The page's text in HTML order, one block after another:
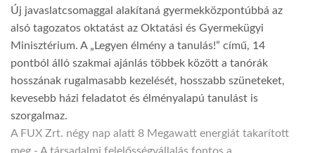
Új javaslatcsomaggal alakítaná gyermekközpontúbbá az
alsó tagozatos oktatást az Oktatási és Gyermekügyi
Minisztérium. A „Legyen élmény a tanulás!” című, 14
pontból álló szakmai ajánlás többek között a tanórák
hosszának rugalmasabb kezelését, hosszabb szüneteket,
kevesebb házi feladatot és élményalapú tanulást is
szorgalmaz.
A FUX Zrt. négy nap alatt 8 Megawatt energiát takarított